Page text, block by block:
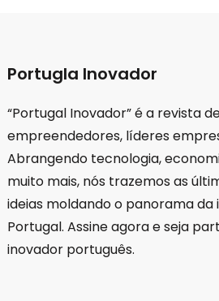
Portugla Inovador
“Portugal Inovador” é a revista
empreendedores, líderes
Abrangendo tecnologia,
muito mais, nós trazemos as
ideias moldando o panorama da
Portugal. Assine agora e seja
inovador português.